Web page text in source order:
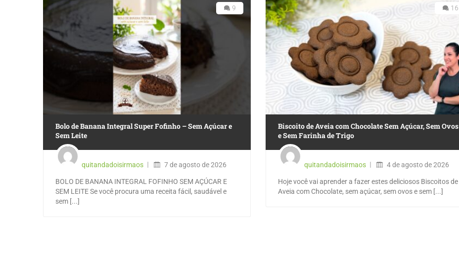
9
Bolo de Banana Integral Super Fofinho – Sem Açúcar e
Sem Leite
quitandadoisirmaos 7 de agosto de 2026
BOLO DE BANANA INTEGRAL FOFINHO SEM AÇÚCAR E
SEM LEITE Se você procura uma receita fácil, saudável e
sem [...]
16
Biscoito de Aveia com Chocolate Sem Açúcar, Sem Ovos
e Sem Farinha de Trigo
quitandadoisirmaos 4 de agosto de 2026
Hoje você vai aprender a fazer estes deliciosos Biscoitos de
Aveia com Chocolate, sem açúcar, sem ovos e sem [...]